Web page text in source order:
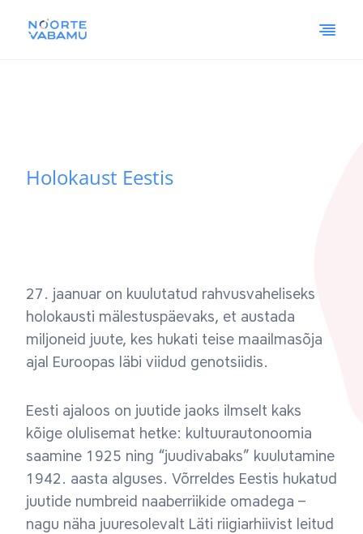
Holokaust Eestis
27. jaanuar on kuulutatud rahvusvaheliseks
holokausti mälestuspäevaks, et austada
miljoneid juute, kes hukati teise maailmasõja
ajal Euroopas läbi viidud genotsiidis.
Eesti ajaloos on juutide jaoks ilmselt kaks
kõige olulisemat hetke: kultuurautonoomia
saamine 1925 ning “juudivabaks” kuulutamine
1942. aasta alguses. Võrreldes Eestis hukatud
juutide numbreid naaberriikide omadega –
nagu näha juuresolevalt Läti riigiarhiivist leitud